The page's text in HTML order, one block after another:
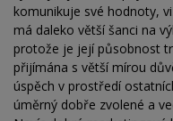
komunikuje své hodnoty,
má daleko větší šanci na
protože je její působnost
přijímána s větší mírou
úspěch v prostředí
úměrný dobře zvolené a